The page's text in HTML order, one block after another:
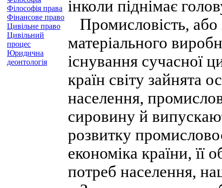
Філософія права
Фінансове право
Цивільне право
Цивільний
процес
Юридична
деонтологія
інколи піднімає
Промисловість, або
матеріального
існування сучасної
країн світу зайнята
населення,
сировину й
розвитку
економіка країни, її
потреб населення,